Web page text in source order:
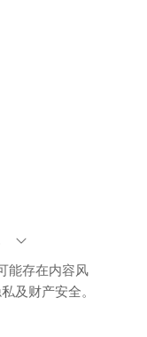
能存在内容风
及财产安全。